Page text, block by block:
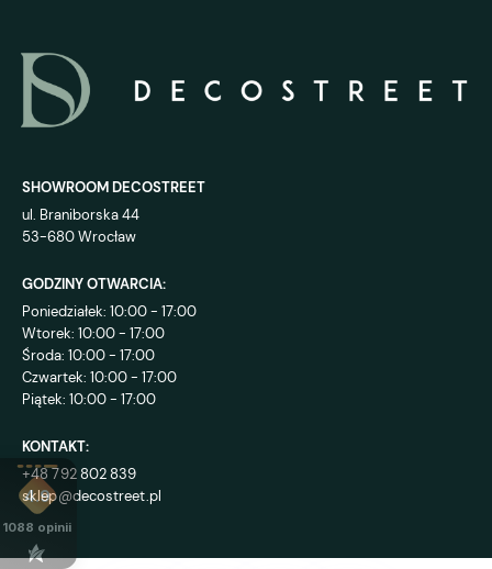
SHOWROOM DECOSTREET
ul. Braniborska 44
53-680 Wrocław
GODZINY OTWARCIA:
Poniedziałek: 10:00 - 17:00
Wtorek: 10:00 - 17:00
Środa: 10:00 - 17:00
Czwartek: 10:00 - 17:00
Piątek: 10:00 - 17:00
KONTAKT:
+48 792 802 839
sklep@decostreet.pl
4.9
1088 opinii